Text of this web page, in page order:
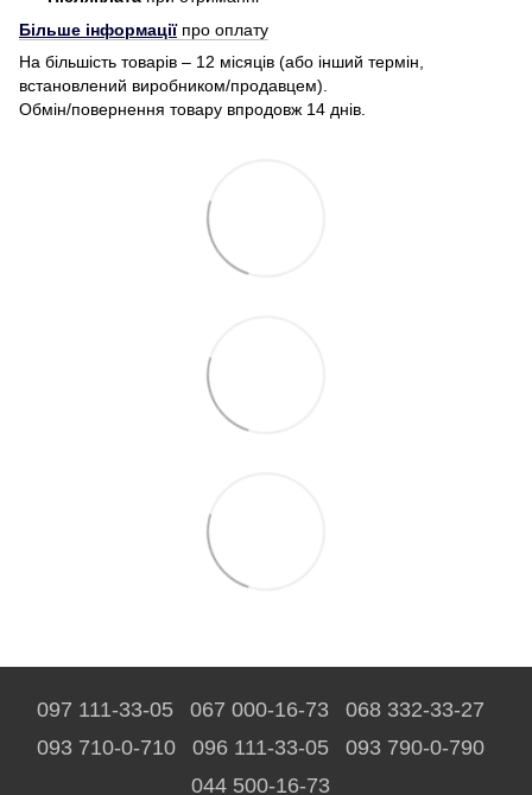
Більше інформаціїпро оплату
На більшість товарів – 12 місяців (або інший термін,
встановлений виробником/продавцем).
Обмін/повернення товару впродовж 14 днів.
097 111-33-05 067 000-16-73
068 332-33-27
093 710-0-710
096 111-33-05
093 790-0-790
044 500-16-73